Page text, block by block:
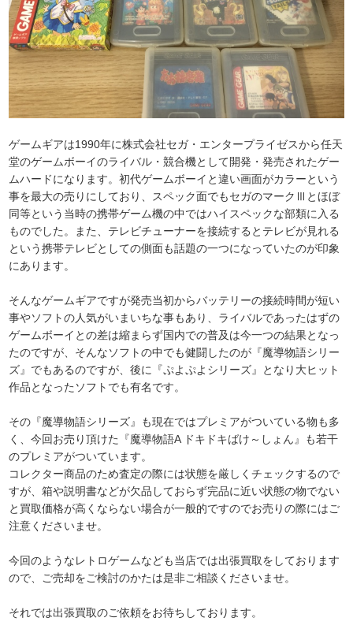
ゲームギアは1990年に株式会社セガ・エンタープライゼスから任天
堂のゲームボーイのライバル・競合機として開発・発売されたゲー
ムハードになります。初代ゲームボーイと違い画面がカラーという
事を最大の売りにしており、スペック面でもセガのマークⅢとほぼ
同等という当時の携帯ゲーム機の中ではハイスペックな部類に入る
ものでした。また、テレビチューナーを接続するとテレビが見れる
という携帯テレビとしての側面も話題の一つになっていたのが印象
にあります。
そんなゲームギアですが発売当初からバッテリーの接続時間が短い
事やソフトの人気がいまいちな事もあり、ライバルであったはずの
ゲームボーイとの差は縮まらず国内での普及は今一つの結果となっ
たのですが、そんなソフトの中でも健闘したのが『魔導物語シリー
ズ』でもあるのですが、後に『ぷよぷよシリーズ』となり大ヒット
作品となったソフトでも有名です。
その『魔導物語シリーズ』も現在ではプレミアがついている物も多
く、今回お売り頂けた『魔導物語A ドキドキばけ～しょん』も若干
のプレミアがついています。
コレクター商品のため査定の際には状態を厳しくチェックするので
すが、箱や説明書などが欠品しておらず完品に近い状態の物でない
と買取価格が高くならない場合が一般的ですのでお売りの際にはご
注意くださいませ。
今回のようなレトロゲームなども当店では出張買取をしております
ので、ご売却をご検討のかたは是非ご相談くださいませ。
それでは出張買取のご依頼をお待ちしております。